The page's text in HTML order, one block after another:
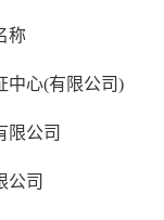
称
中心(有限公司)
限公司
公司